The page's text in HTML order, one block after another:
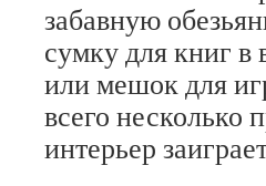
забавную
сумку для книг в
или мешок для
всего несколько
интерьер